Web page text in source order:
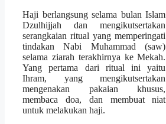
Haji berlangsung selama bulan Islam
Dzulhijjah dan mengikutsertakan
serangkaian ritual yang memperingati
tindakan Nabi Muhammad (saw)
selama ziarah terakhirnya ke Mekah.
Yang pertama dari ritual ini yaitu
Ihram, yang mengikutsertakan
mengenakan pakaian khusus,
membaca doa, dan membuat niat
untuk melakukan haji.